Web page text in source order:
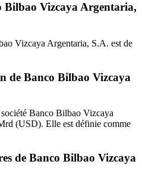
Bilbao Vizcaya Argentaria,
Vizcaya Argentaria, S.A. est de
de Banco Bilbao Vizcaya
Banco Bilbao Vizcaya
(USD). Elle est définie comme
de Banco Bilbao Vizcaya